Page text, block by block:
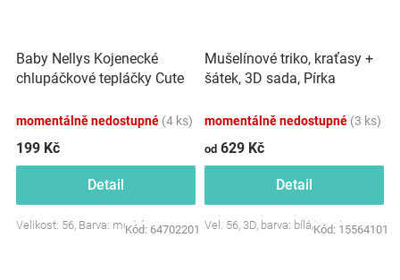
Baby Nellys Kojenecké
chlupáčkové tepláčky Cute
momentálně nedostupné (4 ks)
199 Kč
Detail
Velikost: 56, Barva: modrá
Kód: 64702201
Mušelínové triko, kraťasy +
šátek, 3D sada, Pírka
momentálně nedostupné (3 ks)
od 629 Kč
Detail
Vel. 56, 3D, barva: bílá/smetana
Kód: 15564101